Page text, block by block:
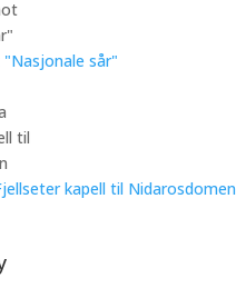
sår"
kapell til Nidarosdomen